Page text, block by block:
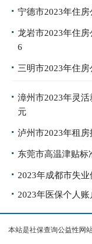
宁德市2023年住
龙岩市2023年住
6​​​
三明市2023年住
漳州市2023年灵
元
泸州市2023年租
东莞市高温津贴标
2023年成都市失
2023年医保个人账
本站是社保查询公益性网